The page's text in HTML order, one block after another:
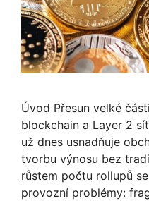
Úvod Přesun velké
blockchain a Layer 2
už dnes usnadňuje
tvorbu výnosu bez
růstem počtu rollupů
provozní problémy: